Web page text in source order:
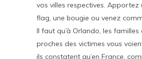
vos villes respectives. Apportez
flag, une bougie ou venez
Il faut qu’à Orlando, les familles
proches des victimes vous
ils constatent qu’en France,